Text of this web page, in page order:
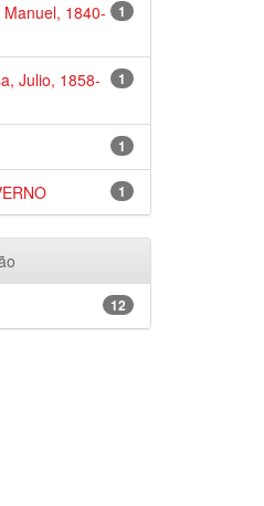
1
1840-
1
Julio, 1858-
1
1
12